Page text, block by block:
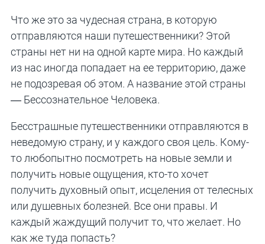
Что же это за чудесная страна, в которую
отправляются наши путешественники? Этой
страны нет ни на одной карте мира. Но каждый
из нас иногда попадает на ее территорию, даже
не подозревая об этом. А название этой страны
— Бессознательное Человека.
Бесстрашные путешественники отправляются в
неведомую страну, и у каждого своя цель. Кому-
то любопытно посмотреть на новые земли и
получить новые ощущения, кто-то хочет
получить духовный опыт, исцеления от телесных
или душевных болезней. Все они правы. И
каждый жаждущий получит то, что желает. Но
как же туда попасть?